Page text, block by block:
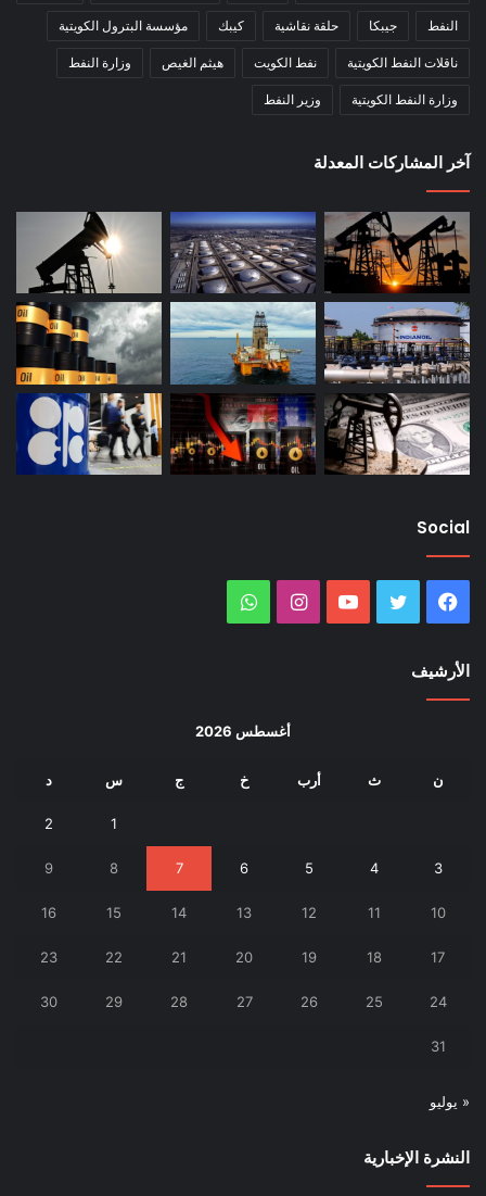
النفط جيبكا حلقة نقاشية كيبك مؤسسة البترول الكويتية
ناقلات النفط الكويتية نفط الكويت هيثم الغيص وزارة النفط
وزارة النفط الكويتية وزير النفط
آخر المشاركات المعدلة
Social
فيسبوك تويتر يوتيوب انستقرام
الأرشيف
أغسطس 2026
ن ث أرب خ ج س د
1
2
3
4
5
6
7
8
9
10
11
12
13
14
15
16
17
18
19
20
21
22
23
24
25
26
27
28
29
30
31
« يوليو
النشرة الإخبارية